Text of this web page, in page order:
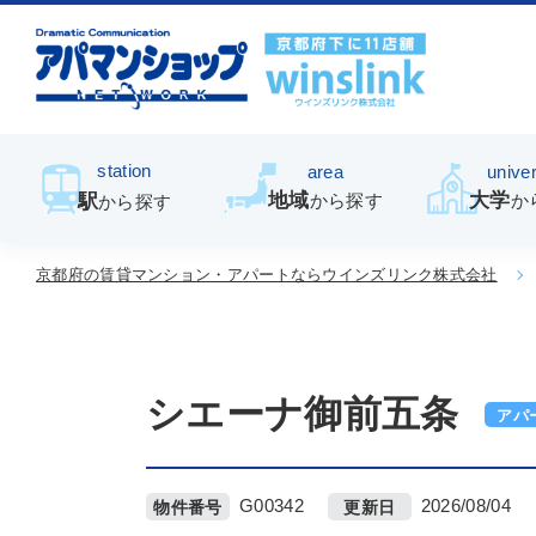
station
駅から探す
area
地域から探す 大学か
京都府の賃貸マンション・アパートならウインズリンク株式会社
アパ
シエーナ御前五条
物件番号 G00342 更新日 2026/08/04